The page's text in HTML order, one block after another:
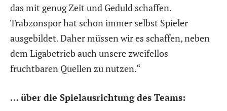
das mit genug Zeit und Geduld schaffen.
Trabzonspor hat schon immer selbst Spieler
ausgebildet. Daher müssen wir es schaffen, neben
dem Ligabetrieb auch unsere zweifellos
fruchtbaren Quellen zu nutzen.“
… über die Spielausrichtung des Teams: